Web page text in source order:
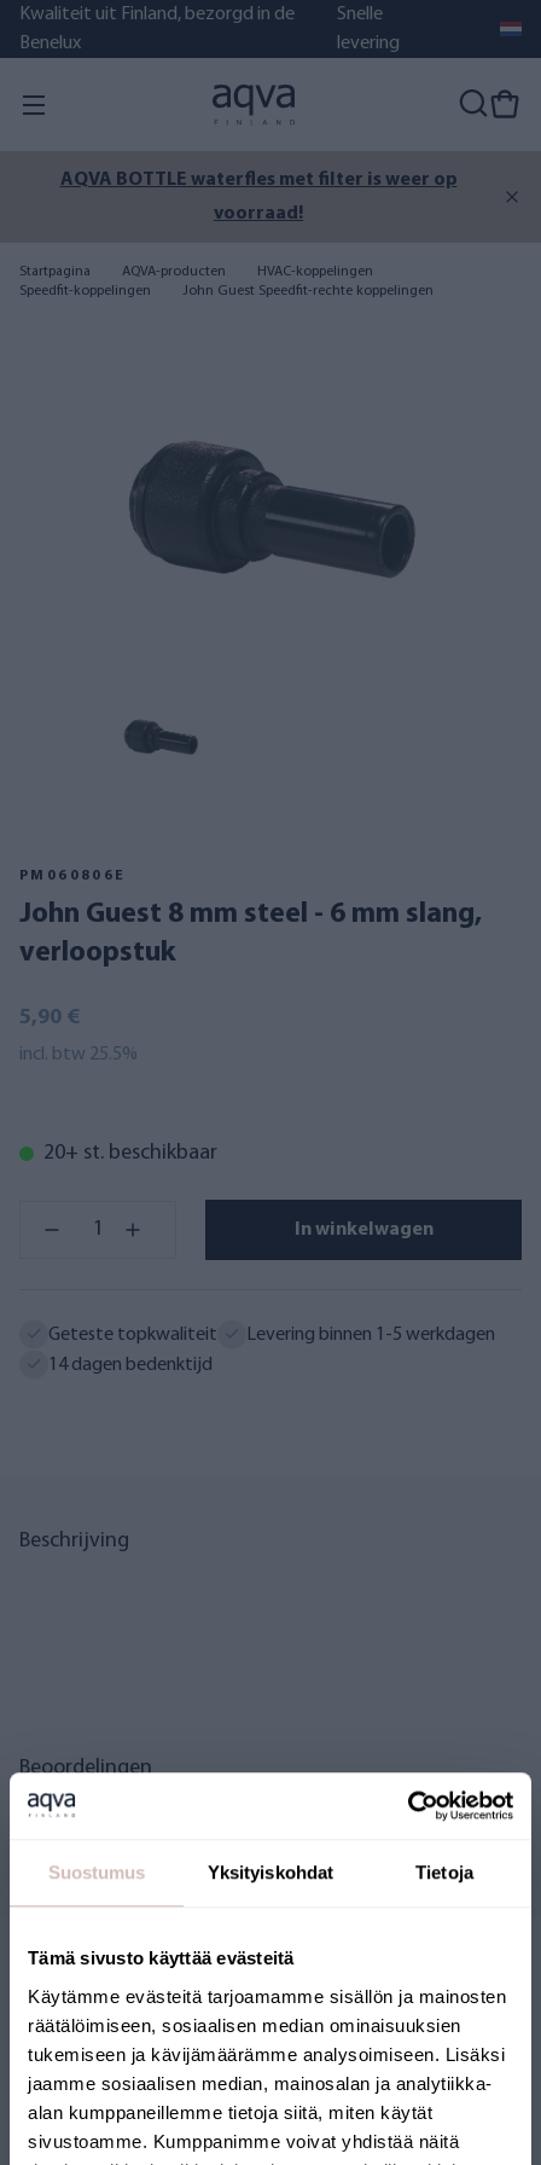
Suostumus Yksityiskohdat Tietoja
Tämä sivusto käyttää evästeitä
Käytämme evästeitä tarjoamamme sisällön ja mainosten
räätälöimiseen, sosiaalisen median ominaisuuksien
tukemiseen ja kävijämäärämme analysoimiseen. Lisäksi
jaamme sosiaalisen median, mainosalan ja analytiikka-
alan kumppaneillemme tietoja siitä, miten käytät
sivustoamme. Kumppanimme voivat yhdistää näitä
Kwaliteit uit Finland, bezorgd in de
Benelux
Snelle
levering
De zomer is nog niet voorbij – zorg voor schoon
meer-, zee- of bronwater.
Startpagina AQVA-producten
HVAC-koppelingen
Speedfit-koppelingen
John Guest Speedfit-rechte koppelingen
PM060806E
John Guest 8 mm steel - 6 mm slang,
verloopstuk
5,90 €
incl. btw 25.5%
20+ st. beschikbaar
In winkelwagen
Geteste topkwaliteit
Levering binnen 1-5 werkdagen
14 dagen bedenktijd
Beschrijving
Beoordelingen
FINSE WEBSHOP